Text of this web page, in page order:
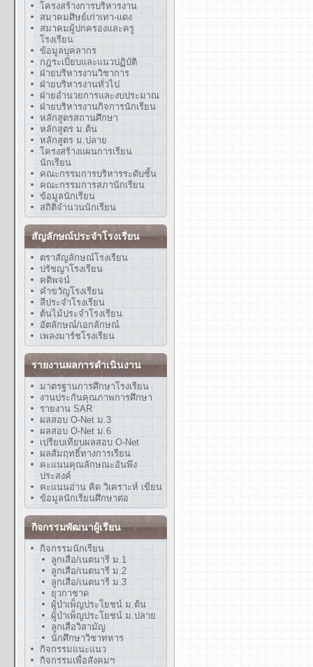
โครงสร้างการบริหารงาน
สมาคมศิษย์เก่าเทา-แดง
สมาคมผู้ปกครองและครู
โรงเรียน
ข้อมูลบุคลากร
กฎระเบียบและแนวปฏิบัติ
ฝ่ายบริหารงานวิชาการ
ฝ่ายบริหารงานทั่วไป
ฝ่ายอำนวยการและงบประมาณ
ฝ่ายบริหารงานกิจการนักเรียน
หลักสูตรสถานศึกษา
หลักสูตร ม.ต้น
หลักสูตร ม.ปลาย
โครงสร้างแผนการเรียน
นักเรียน
คณะกรรมการบริหารระดับชั้น
คณะกรรมการสภานักเรียน
ข้อมูลนักเรียน
สถิติจำนวนนักเรียน
สัญลักษณ์ประจำโรงเรียน
ตราสัญลักษณ์โรงเรียน
ปรัชญาโรงเรียน
คติพจน์
คำขวัญโรงเรียน
สีประจำโรงเรียน
ต้นไม้ประจำโรงเรียน
อัตลักษณ์/เอกลักษณ์
เพลงมาร์ชโรงเรียน
รายงานผลการดำเนินงาน
มาตรฐานการศึกษาโรงเรียน
งานประกันคุณภาพการศึกษา
รายงาน SAR
ผลสอบ O-Net ม.3
ผลสอบ O-Net ม.6
เปรียบเทียบผลสอบ O-Net
ผลสัมฤทธิ์ทางการเรียน
คะแนนคุณลักษณะอันพึง
ประสงค์
คะแนนอ่าน คิด วิเคราะห์ เขียน
ข้อมูลนักเรียนศึกษาต่อ
กิจกรรมพัฒนาผู้เรียน
กิจกรรมนักเรียน
ลูกเสือ/เนตนารี ม.1
ลูกเสือ/เนตนารี ม.2
ลูกเสือ/เนตนารี ม.3
ยุวกาชาด
ผู้บำเพ็ญประโยชน์ ม.ต้น
ผู้บำเพ็ญประโยชน์ ม.ปลาย
ลูกเสือวิสามัญ
นักศึกษาวิชาทหาร
กิจกรรมแนะแนว
กิจกรรมเพื่อสังคมฯ